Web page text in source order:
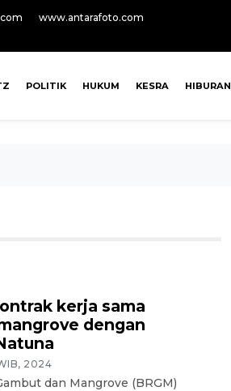
www.antarafoto.com
POLITIK HUKUM KESRA HIBURAN
kerja sama
dengan
2024
dan Mangrove (BRGM)